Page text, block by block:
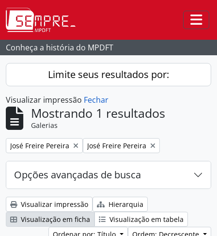
Skip to main content
Conheça a história do MPDFT
Limite seus resultados por:
Visualizar impressão Fechar
Mostrando 1 resultados
Galerias
Remover filtro:
José Freire Pereira Remover filtro:
José Freire Pereira
Opções avançadas de busca
Visualizar impressão
Hierarquia
Visualização em ficha
Visualização em tabela